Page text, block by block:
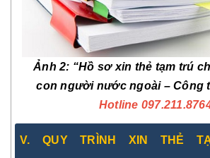
Ảnh 2: “Hồ sơ xin thẻ tạm trú
con người nước ngoài – Công
Hotline
V. QUY TRÌNH XIN THẺ